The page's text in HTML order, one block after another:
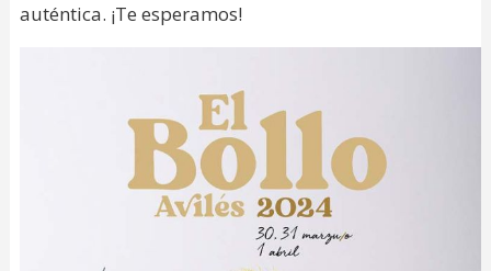
auténtica. ¡Te esperamos!